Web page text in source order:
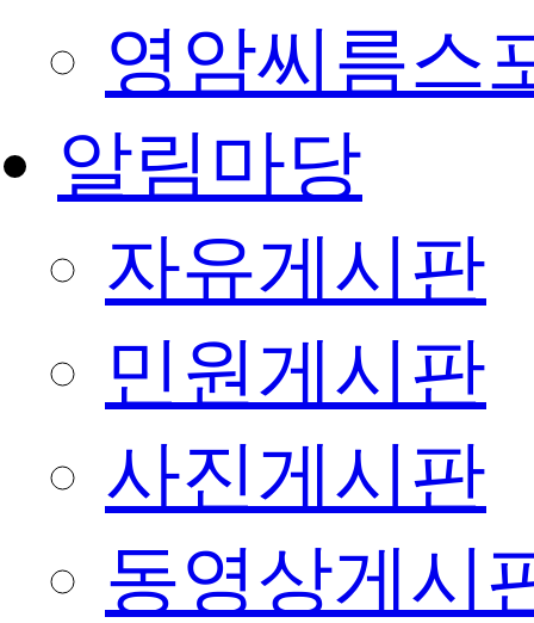
영암씨름스
알림마당
자유게시판
민원게시판
사진게시판
동영상게시